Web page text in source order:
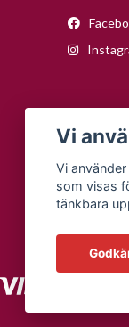
Vi
Vi
som visas
tänkbara